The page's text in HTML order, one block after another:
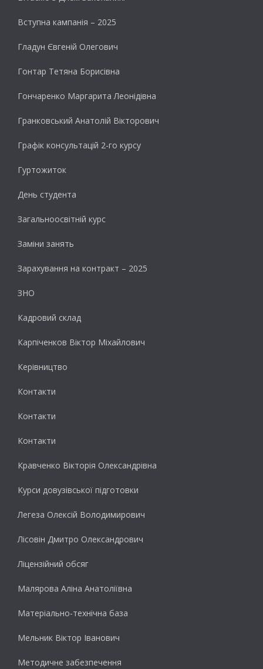
Вступна кампанія – 2025
Гладун Євгеній Олегович
Гонтар Тетяна Борисівна
Гончаренко Маргарита Леонідівна
Гранковський Анатолій Вікторович
Графік консультацій 2-го курсу
Гуртожиток
День студента
Загальноосвітній курс
Заміни занять
Зарахування на контракт – 2025
ЗНО
Кадровий склад
Карпіченков Віктор Міхайлович
Керівництво
Контакти
Контакти
Контакти
Кравченко Вікторія Олександрівна
Курси довузівської підготовки
Легеза Олексій Володимирович
Лісовін Дмитро Олександрович
Ліцензійний обсяг
Малярова Аліна Анатоліївна
Матеріально-технічна база
Мельник Віктор Іванович
Методичне забезпечення